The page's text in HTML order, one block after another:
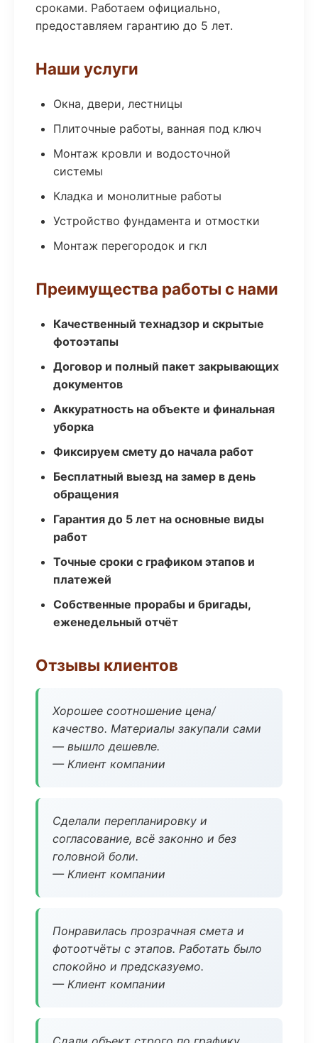
сроками. Работаем официально,
предоставляем гарантию до 5 лет.
Наши услуги
Окна, двери, лестницы
Плиточные работы, ванная под ключ
Монтаж кровли и водосточной
системы
Кладка и монолитные работы
Устройство фундамента и отмостки
Монтаж перегородок и гкл
Преимущества работы с нами
Качественный технадзор и скрытые
фотоэтапы
Договор и полный пакет закрывающих
документов
Аккуратность на объекте и финальная
уборка
Фиксируем смету до начала работ
Бесплатный выезд на замер в день
обращения
Гарантия до 5 лет на основные виды
работ
Точные сроки с графиком этапов и
платежей
Собственные прорабы и бригады,
еженедельный отчёт
Отзывы клиентов
Хорошее соотношение цена/
качество. Материалы закупали сами
— вышло дешевле.
— Клиент компании
Сделали перепланировку и
согласование, всё законно и без
головной боли.
— Клиент компании
Понравилась прозрачная смета и
фотоотчёты с этапов. Работать было
спокойно и предсказуемо.
— Клиент компании